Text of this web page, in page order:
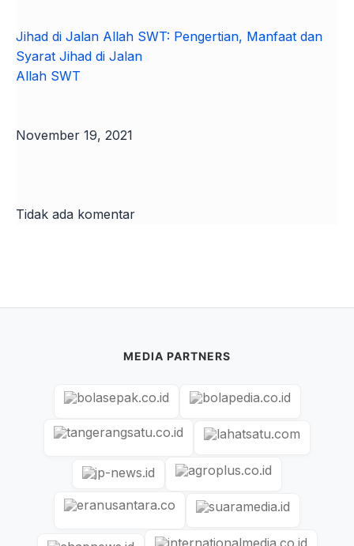
Jihad di Jalan Allah SWT: Pengertian, Manfaat dan
Syarat Jihad di Jalan
Allah SWT
November 19, 2021
Tidak ada komentar
MEDIA PARTNERS